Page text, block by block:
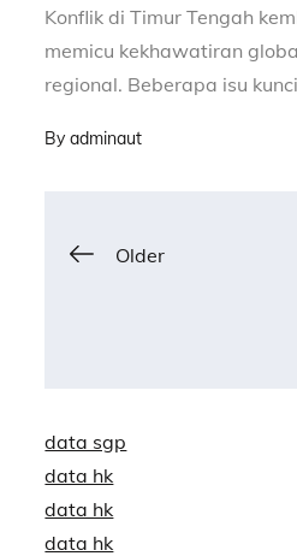
Konflik di Timur Tengah
memicu kekhawatiran
regional. Beberapa isu
Byadminaut
Posts
Older
data sgp
data hk
data hk
data hk